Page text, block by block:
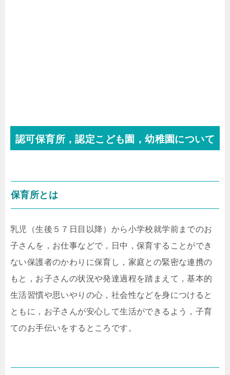
認可保育所，認定こども園，幼稚園について
保育所とは
乳児（生後５７日目以降）から小学校就学前までのお
子さんを，お仕事などで，日中，保育することができ
ない保護者のかわりに保育し，家庭との緊密な連携の
もと，お子さんの状況や発達過程を踏まえて，基本的
生活習慣や思いやりの心，社会性などを身につけると
ともに，お子さんが安心して生活ができるよう，子育
てのお手伝いをするところです。